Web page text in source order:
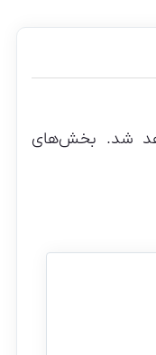
شد. بخش‌های